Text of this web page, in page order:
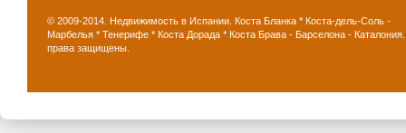
© 2009-2014. Недвижимость в Испании. Коста Бланка * Коста-дель-Соль -
Марбелья * Тенерифе * Коста Дорада * Коста Брава - Барселона -
права защищены.